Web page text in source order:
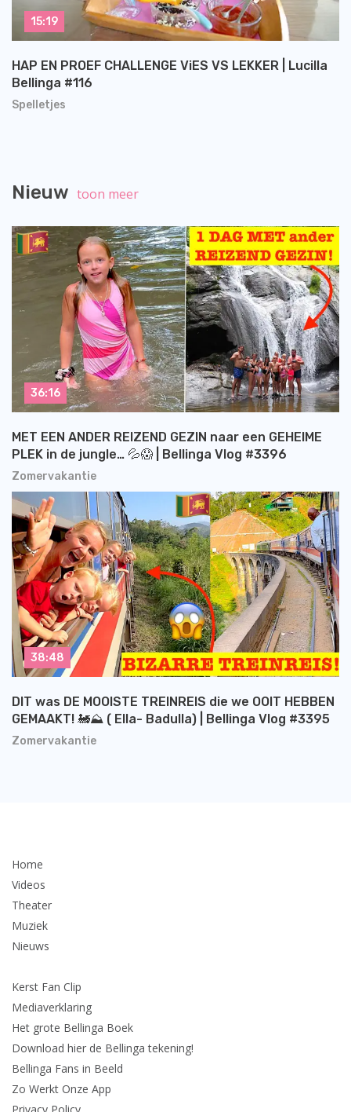
Spelletjes
HAP EN PROEF CHALLENGE ViES VS LEKKER | Lucilla
Bellinga #116
15:19
Nieuw toon meer
Zomervakantie
MET EEN ANDER REIZEND GEZIN naar een GEHEIME
PLEK in de jungle… 💦😱 | Bellinga Vlog #3396
36:16
Zomervakantie
DIT was DE MOOISTE TREINREIS die we OOIT HEBBEN
GEMAAKT! 🚂⛰️ ( Ella- Badulla) | Bellinga Vlog #3395
38:48
Home
Videos
Theater
Muziek
Nieuws
Kerst Fan Clip
Mediaverklaring
Het grote Bellinga Boek
Download hier de Bellinga tekening!
Bellinga Fans in Beeld
Zo Werkt Onze App